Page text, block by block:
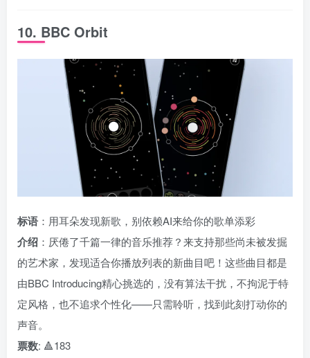
10. BBC Orbit
标语 ：用耳朵发现新歌，别依赖AI来给你的歌单添彩
介绍 ：厌倦了千篇一律的音乐推荐？来支持那些尚未被发掘
的艺术家，发现适合你播放列表的新曲目吧！这些曲目都是
由BBC Introducing精心挑选的，没有算法干扰，不拘泥于特
定风格，也不追求个性化——只需聆听，找到此刻打动你的
声音。
票数: 🔺183